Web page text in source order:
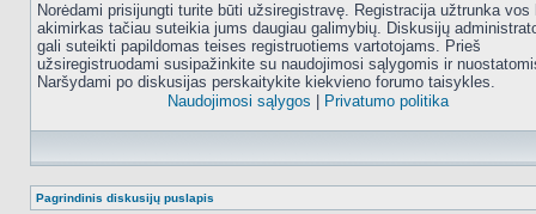
Norėdami prisijungti turite būti užsiregistravę. Registracija užtrunka vos
akimirkas tačiau suteikia jums daugiau galimybių. Diskusijų
gali suteikti papildomas teises registruotiems vartotojams. Prieš
užsiregistruodami susipažinkite su naudojimosi sąlygomis ir
Naršydami po diskusijas perskaitykite kiekvieno forumo taisykles.
Naudojimosi sąlygos
Privatumo politika
Pagrindinis diskusijų puslapis